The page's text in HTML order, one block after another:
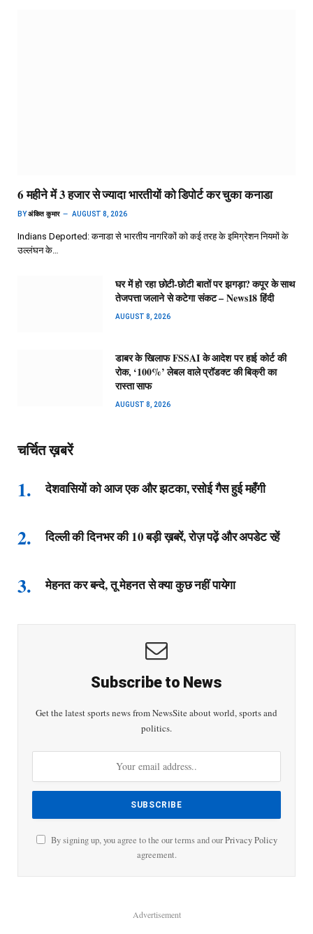
6 महीने में 3 हजार से ज्यादा भारतीयों को डिपोर्ट कर चुका कनाडा
BYअंकित कुमार AUGUST 8, 2026
Indians Deported: कनाडा से भारतीय नागरिकों को कई तरह के इमिग्रेशन नियमों के
उल्लंघन के…
घर में हो रहा छोटी-छोटी बातों पर झगड़ा? कपूर के साथ
तेजपत्ता जलाने से कटेगा संकट – News18 हिंदी
AUGUST 8, 2026
डाबर के खिलाफ FSSAI के आदेश पर हाई कोर्ट की
रोक, ‘100%’ लेबल वाले प्रॉडक्ट की बिक्री का
रास्ता साफ
AUGUST 8, 2026
चर्चित ख़बरें
देशवासियों को आज एक और झटका, रसोई गैस हुई महँगी
दिल्ली की दिनभर की 10 बड़ी ख़बरें, रोज़ पढ़ें और अपडेट रहें
मेहनत कर बन्दे, तू मेहनत से क्या कुछ नहीं पायेगा
Subscribe to News
Get the latest sports news from NewsSite about world, sports and
politics.
By signing up, you agree to the our terms and ourPrivacy Policy
agreement.
Advertisement